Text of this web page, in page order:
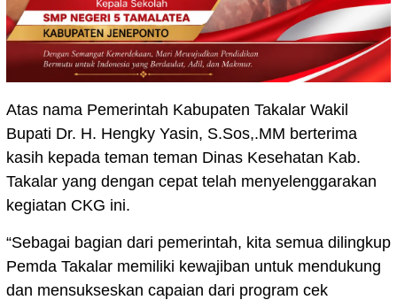
Atas nama Pemerintah Kabupaten Takalar Wakil
Bupati Dr. H. Hengky Yasin, S.Sos,.MM berterima
kasih kepada teman teman Dinas Kesehatan Kab.
Takalar yang dengan cepat telah menyelenggarakan
kegiatan CKG ini.
“Sebagai bagian dari pemerintah, kita semua dilingkup
Pemda Takalar memiliki kewajiban untuk mendukung
dan mensukseskan capaian dari program cek